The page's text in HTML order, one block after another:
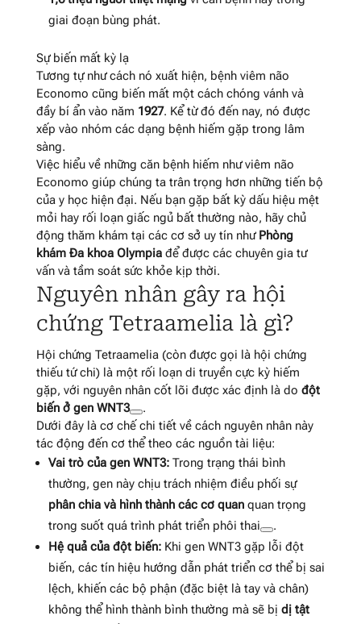
giai đoạn bùng phát.
Sự biến mất kỳ lạ
Tương tự như cách nó xuất hiện, bệnh viêm não
Economo cũng biến mất một cách chóng vánh và
đầy bí ẩn vào năm 1927. Kể từ đó đến nay, nó được
xếp vào nhóm các dạng bệnh hiếm gặp trong lâm
sàng.
Việc hiểu về những căn bệnh hiếm như viêm não
Economo giúp chúng ta trân trọng hơn những tiến bộ
của y học hiện đại. Nếu bạn gặp bất kỳ dấu hiệu mệt
mỏi hay rối loạn giấc ngủ bất thường nào, hãy chủ
động thăm khám tại các cơ sở uy tín như Phòng
khám Đa khoa Olympiađể được các chuyên gia tư
vấn và tầm soát sức khỏe kịp thời.
Nguyên nhân gây ra hội
chứng Tetraamelia là gì?
Hội chứng Tetraamelia (còn được gọi là hội chứng
thiếu tứ chi) là một rối loạn di truyền cực kỳ hiếm
gặp, với nguyên nhân cốt lõi được xác định là do đột
biến ở gen WNT3
.
Dưới đây là cơ chế chi tiết về cách nguyên nhân này
tác động đến cơ thể theo các nguồn tài liệu:
Vai trò của gen WNT3:Trong trạng thái bình
thường, gen này chịu trách nhiệm điều phối sự
phân chia và hình thành các cơ quanquan trọng
trong suốt quá trình phát triển phôi thai
.
Hệ quả của đột biến:Khi gen WNT3 gặp lỗi đột
biến, các tín hiệu hướng dẫn phát triển cơ thể bị sai
lệch, khiến các bộ phận (đặc biệt là tay và chân)
không thể hình thành bình thường mà sẽ bị dị tật